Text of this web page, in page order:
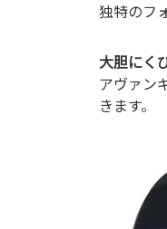
独特のフ
大胆にく
アヴァン
きます。